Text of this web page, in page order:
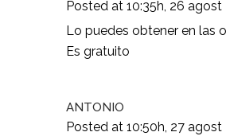
Posted at 10:35h, 26 agost
Lo puedes obtener en las
Es gratuito
ANTONIO
Posted at 10:50h, 27 agost